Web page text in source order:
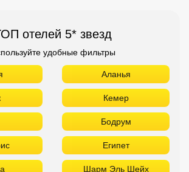
отелей 5* звезд
удобные фильтры
Аланья
Кемер
Бодрум
Египет
Шарм Эль Шейх